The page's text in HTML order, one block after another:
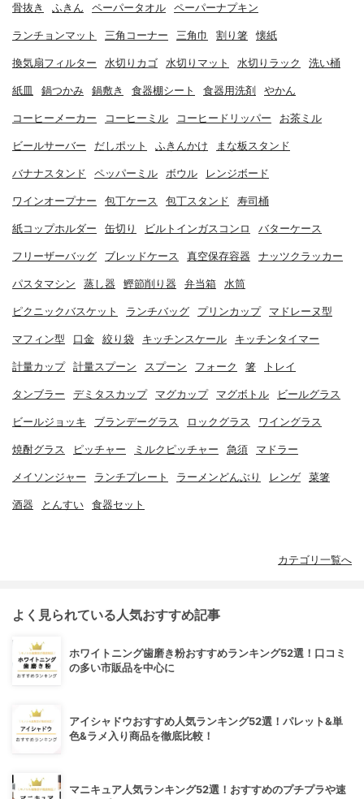
骨抜き ふきん ペーパータオル ペーパーナプキン
ランチョンマット 三角コーナー 三角巾 割り箸 懐紙
換気扇フィルター 水切りカゴ 水切りマット 水切りラック 洗い桶
紙皿 鍋つかみ 鍋敷き 食器棚シート 食器用洗剤 やかん
コーヒーメーカー コーヒーミル コーヒードリッパー お茶ミル
ビールサーバー だしポット ふきんかけ まな板スタンド
バナナスタンド ペッパーミル ボウル レンジボード
ワインオープナー 包丁ケース 包丁スタンド 寿司桶
紙コップホルダー 缶切り ビルトインガスコンロ バターケース
フリーザーバッグ ブレッドケース 真空保存容器 ナッツクラッカー
パスタマシン 蒸し器 鰹節削り器 弁当箱 水筒
ピクニックバスケット ランチバッグ プリンカップ マドレーヌ型
マフィン型 口金 絞り袋 キッチンスケール キッチンタイマー
計量カップ 計量スプーン スプーン フォーク 箸 トレイ
タンブラー デミタスカップ マグカップ マグボトル ビールグラス
ビールジョッキ ブランデーグラス ロックグラス ワイングラス
焼酎グラス ピッチャー ミルクピッチャー 急須 マドラー
メイソンジャー ランチプレート ラーメンどんぶり レンゲ 菜箸
酒器 とんすい 食器セット
カテゴリ一覧へ
よく見られている人気おすすめ記事
ホワイトニング歯磨き粉おすすめランキング52選！口コミ
の多い市販品を中心に
アイシャドウおすすめ人気ランキング52選！パレット&単
色&ラメ入り商品を徹底比較！
マニキュア人気ランキング52選！おすすめのプチプラや速